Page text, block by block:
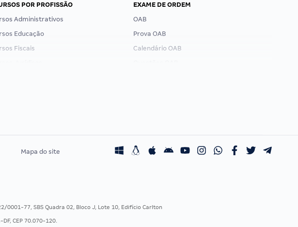
POR PROFISSÃO
Administrativos
Educação
Fiscais
Multiprofissional
EXAME DE ORDEM
OAB
Prova OAB
Calendário OAB
Mapa do site
0001-77, SBS Quadra 02, Bloco J, Lote 10, Edifício Carlton
DF, CEP 70.070-120.